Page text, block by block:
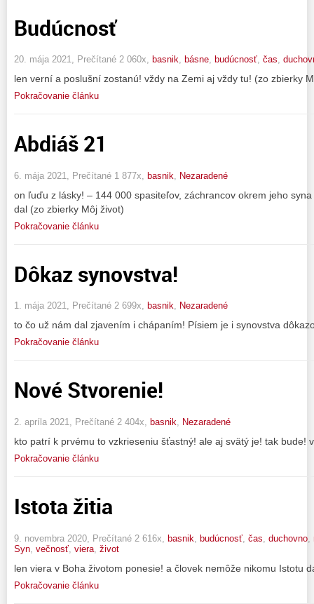
Budúcnosť
20. mája 2021, Prečítané 2 060x, basnik, básne, budúcnosť, čas,
len verní a poslušní zostanú! vždy na Zemi aj vždy tu! (zo zbierky
Pokračovanie článku
Abdiáš 21
6. mája 2021, Prečítané 1 877x, basnik Nezaradené
on ľuďu z lásky! – 144 000 spasiteľov, záchrancov okrem jeho
dal (zo zbierky Môj život)
Pokračovanie článku
Dôkaz synovstva!
1. mája 2021, Prečítané 2 699x, basnik, Nezaradené
to čo už nám dal zjavením i chápaním! Písiem je i synovstva
Pokračovanie článku
Nové Stvorenie!
2. apríla 2021, Prečítané 2 404x, basnik Nezaradené
kto patrí k prvému to vzkrieseniu šťastný! ale aj svätý je! tak bude!
Pokračovanie článku
Istota žitia
9. novembra 2020, Prečítané 2 616x, basnik budúcnosť čas duchovno
Syn večnosť viera život
len viera v Boha životom ponesie! a človek nemôže nikomu Istotu
Pokračovanie článku